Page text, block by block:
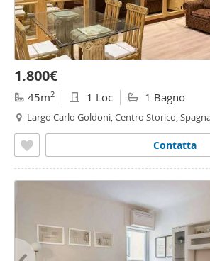
1.800€
45m2 1 Loc 1 Bagno
Largo Carlo Goldoni, Centro Storico,
Contatta